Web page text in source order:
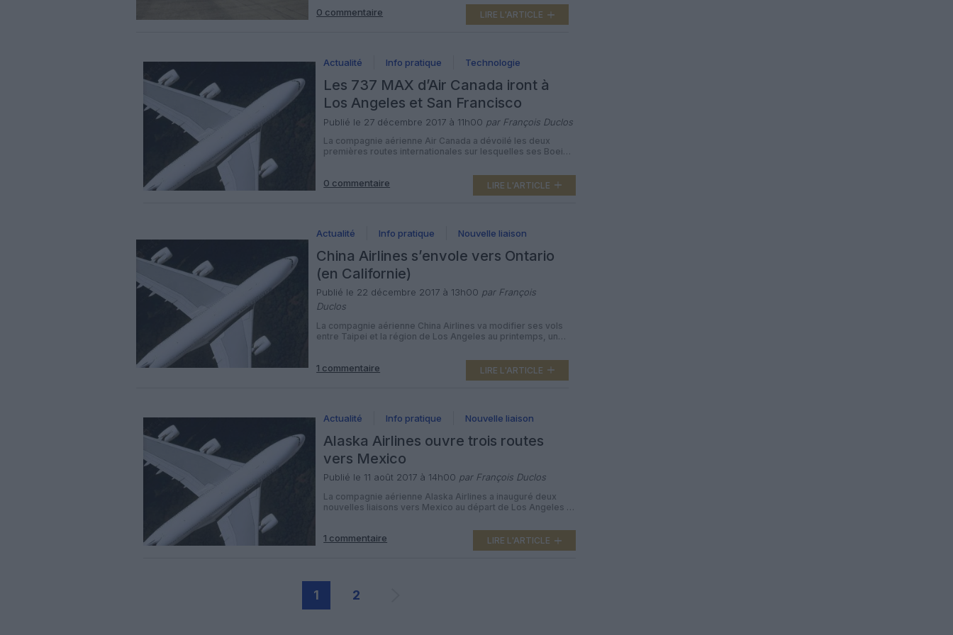
modifié ses vols vers la région de Los Angeles, une des
deux rotations quotidiennes vers LAX étant déplacée […]
0 commentaire LIRE L'ARTICLE
Actualité Info pratique Technologie
Les 737 MAX d’Air Canada iront à
Los Angeles et San Francisco
Publié le 27 décembre 2017 à 11h00 par François Duclos
La compagnie aérienne Air Canada a dévoilé les deux
premières routes internationales sur lesquelles ses Boeing
Toronto à Los Angeles et à San Francisco. Après avoir
étrenné ses nouveaux monocouloirs remotorisés depuis la
mi-décembre entre les aéroports de Toronto-Pearson et
0 commentaire LIRE L'ARTICLE
Actualité Info pratique Nouvelle liaison
China Airlines s’envole vers Ontario
(en Californie)
Publié le 22 décembre 2017 à 13h00 par François
Duclos
La compagnie aérienne China Airlines va modifier ses vols
entre Taipei et la région de Los Angeles au printemps, une
vers l’aéroport d’Ontario toujours en Californie – la région
des Etats-Unis qui compte le plus de Taïwanais. Comme
indiqué fin septembre par la compagnie nationale de
1 commentaire LIRE L'ARTICLE
Actualité Info pratique Nouvelle liaison
Alaska Airlines ouvre trois routes
vers Mexico
Publié le 11 août 2017 à 14h00 par François Duclos
La compagnie aérienne Alaska Airlines a inauguré deux
nouvelles liaisons vers Mexico au départ de Los Angeles et
depuis San Diego. Elle sera alors la seule à opérer entre les
trois principaux aéroports de Californie et la capitale
mexicaine. Depuis le 8 aout 2017, la compagnie […]
1 commentaire LIRE L'ARTICLE
1 2